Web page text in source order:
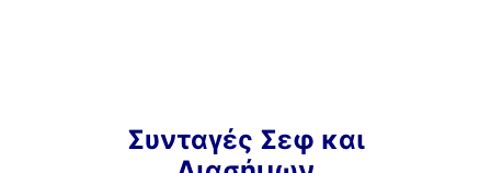
Συνταγές Σεφ και